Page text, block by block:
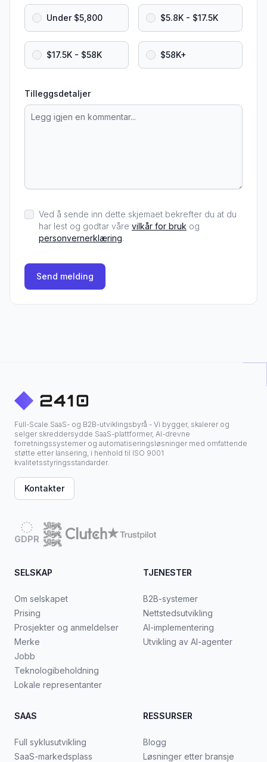
Under $5,800 $5.8K - $17.5K
$17.5K - $58K $58K+
Tilleggsdetaljer
Ved å sende inn dette skjemaet bekrefter du at du
har lest og godtar våre vilkår for bruk og
personvernerklæring.
Send melding
Full-Scale SaaS- og B2B-utviklingsbyrå - Vi bygger, skalerer og
selger skreddersydde SaaS-plattformer, AI-drevne
forretningssystemer og automatiseringsløsninger med omfattende
støtte etter lansering, i henhold til ISO 9001
kvalitetsstyringsstandarder.
Kontakter
GDPR
SELSKAP
Om selskapet
Prising
Prosjekter og anmeldelser
Merke
Jobb
Teknologibeholdning
Lokale representanter
TJENESTER
B2B-systemer
Nettstedsutvikling
AI-implementering
Utvikling av AI-agenter
SAAS
Full syklusutvikling
SaaS-markedsplass
RESSURSER
Blogg
Løsninger etter bransje